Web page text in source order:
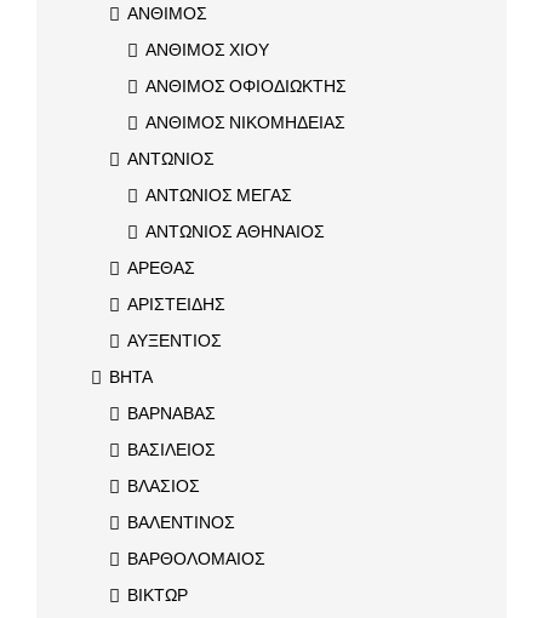
ΑΝΘΙΜΟΣ
ΑΝΘΙΜΟΣ ΧΙΟΥ
ΑΝΘΙΜΟΣ ΟΦΙΟΔΙΩΚΤΗΣ
ΑΝΘΙΜΟΣ ΝΙΚΟΜΗΔΕΙΑΣ
ΑΝΤΩΝΙΟΣ
ΑΝΤΩΝΙΟΣ ΜΕΓΑΣ
ΑΝΤΩΝΙΟΣ ΑΘΗΝΑΙΟΣ
ΑΡΕΘΑΣ
ΑΡΙΣΤΕΙΔΗΣ
ΑΥΞΕΝΤΙΟΣ
ΒΗΤΑ
ΒΑΡΝΑΒΑΣ
ΒΑΣΙΛΕΙΟΣ
ΒΛΑΣΙΟΣ
ΒΑΛΕΝΤΙΝΟΣ
ΒΑΡΘΟΛΟΜΑΙΟΣ
ΒΙΚΤΩΡ